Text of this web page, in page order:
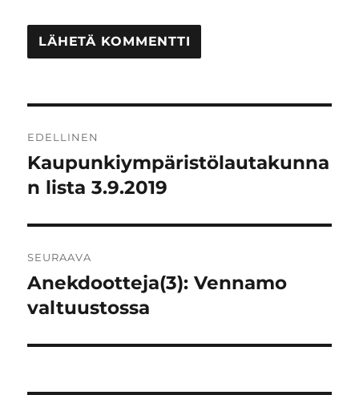
selaus
EDELLINEN
Edellinen
artikkeli:
Kaupunkiympäristölautakunna
n lista 3.9.2019
SEURAAVA
Seuraava
artikkeli:
Anekdootteja(3): Vennamo
valtuustossa